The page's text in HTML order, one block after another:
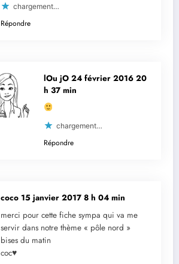
chargement…
Répondre
lOu jO 24 février 2016 20
h 37 min
chargement…
Répondre
coco 15 janvier 2017 8 h 04 min
merci pour cette fiche sympa qui va me
servir dans notre thème « pôle nord »
bises du matin
coc♥